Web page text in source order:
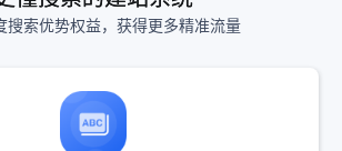
搜索优势权益，获得更多精准流量